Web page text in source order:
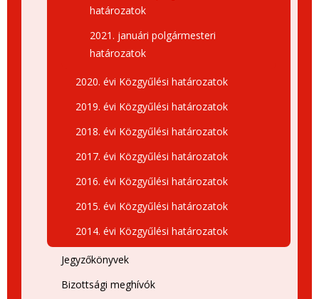
határozatok
2021. januári polgármesteri
határozatok
2020. évi Közgyűlési határozatok
2019. évi Közgyűlési határozatok
2018. évi Közgyűlési határozatok
2017. évi Közgyűlési határozatok
2016. évi Közgyűlési határozatok
2015. évi Közgyűlési határozatok
2014. évi Közgyűlési határozatok
Jegyzőkönyvek
Bizottsági meghívók